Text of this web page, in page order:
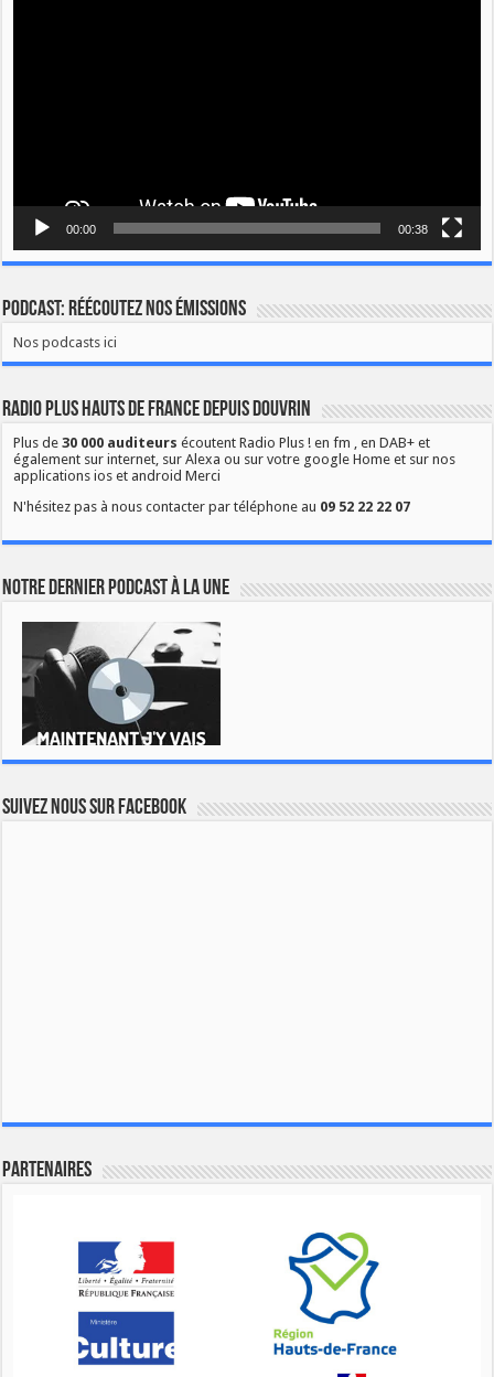
00:00 00:38
Podcast: Réécoutez nos émissions
Nos podcasts ici
Radio Plus Hauts de France depuis Douvrin
Plus de30 000 auditeurs écoutent Radio Plus ! en fm , en DAB+ et
également sur internet, sur Alexa ou sur votre google Home et sur nos
applications ios et android Merci
N'hésitez pas à nous contacter par téléphone au 09 52 22 22 07
Notre dernier podcast à la une
Suivez nous sur Facebook
Partenaires